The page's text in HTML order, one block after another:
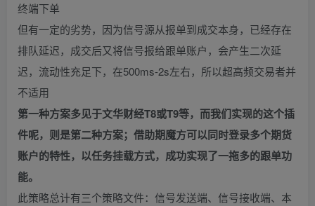
终端下单
但有一定的劣势，因为信号源从报单到成交本身，已经存在
排队延迟，成交后又将信号报给跟单账户，会产生二次延
迟，流动性充足下，在500ms-2s左右，所以超高频交易者并
不适用
第一种方案多见于文华财经T8或T9等，而我们实现的这个插
件呢，则是第二种方案；借助期魔方可以同时登录多个期货
账户的特性，以任务挂载方式，成功实现了一拖多的跟单功
能。
此策略总计有三个策略文件：信号发送端、信号接收端、本